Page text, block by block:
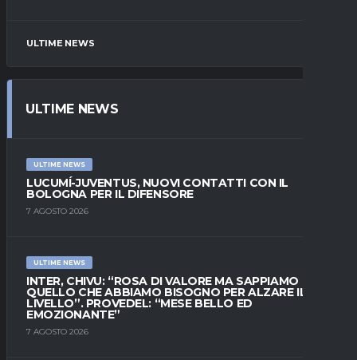
ULTIME NEWS
ULTIME NEWS
ULTIME NEWS
LUCUMÍ-JUVENTUS, NUOVI CONTATTI CON IL
BOLOGNA PER IL DIFENSORE
7 AGOSTO 2026
ULTIME NEWS
INTER, CHIVU: “ROSA DI VALORE MA SAPPIAMO
QUELLO CHE ABBIAMO BISOGNO PER ALZARE IL
LIVELLO”. PROVEDEL: “MESE BELLO ED
EMOZIONANTE”
7 AGOSTO 2026